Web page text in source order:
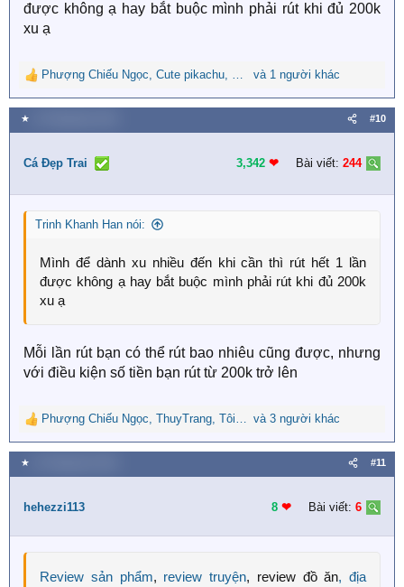
được không ạ hay bắt buộc mình phải rút khi đủ 200k
xu ạ
R
e
a
c
i
n
s
Phượng Chiếu Ngọc, Cute pikachu, Lâm Như
và 1 người khác
★ #10
Cá Đẹp Trai 3,342 ❤︎ Bài viết: 244
Trinh Khanh Han nói:
Mình để dành xu nhiều đến khi cần thì rút hết 1 lần
được không ạ hay bắt buộc mình phải rút khi đủ 200k
xu ạ
Mỗi lần rút bạn có thể rút bao nhiêu cũng được, nhưng
với điều kiện số tiền bạn rút từ 200k trở lên
R
e
a
c
i
n
s
Phượng Chiếu Ngọc, ThuyTrang, Tôi Là Mực và 3 người khác
★ #11
hehezzi113 8 ❤︎ Bài viết: 6
Review sản phẩm, review truyện, review đồ ăn, địa